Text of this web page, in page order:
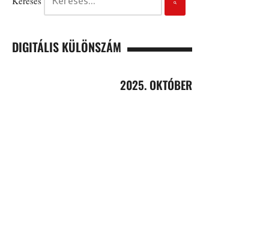
DIGITÁLIS KÜLÖNSZÁM
2025. OKTÓBER